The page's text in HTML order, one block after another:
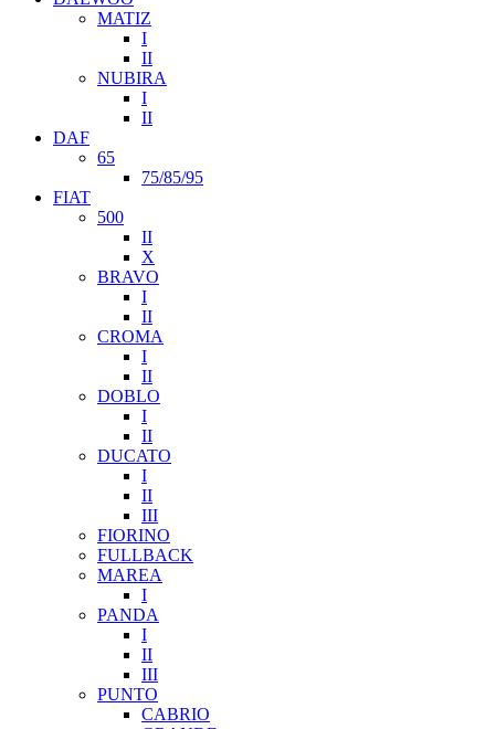
MATIZ
I
II
NUBIRA
I
II
DAF
65
75/85/95
FIAT
500
II
X
BRAVO
I
II
CROMA
I
II
DOBLO
I
II
DUCATO
I
II
III
FIORINO
FULLBACK
MAREA
I
PANDA
I
II
III
PUNTO
CABRIO